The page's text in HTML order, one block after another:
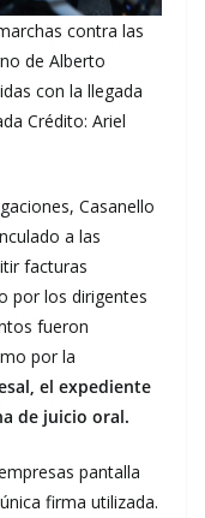
contra las
de Alberto
con la llegada
Crédito: Ariel
Casanello
a las
facturas
por los dirigentes
fueron
por la
el expediente
de juicio oral.
pantalla
firma utilizada.